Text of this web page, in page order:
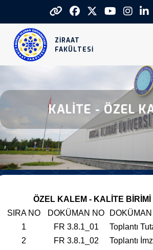
ZİRAAT
FAKÜLTESİ
Kalite Ozel Kalem
KALITE - ÖZEL
ÖZEL KALEM - KALİTE BİRİMİ
SIRA NO
DOKÜMAN NO
DOKÜMAN
1
FR 3.8.1_01
Toplantı
2
FR 3.8.1_02 Toplantı